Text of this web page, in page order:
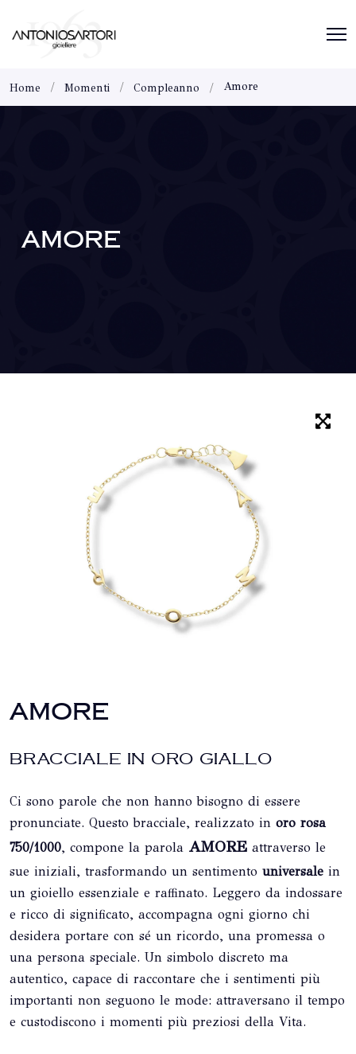
Home Momenti Compleanno Amore
AMORE
AMORE
BRACCIALE IN ORO GIALLO
Ci sono parole che non hanno bisogno di essere
pronunciate. Questo bracciale, realizzato in oro rosa
750/1000, compone la parola AMORE attraverso le
sue iniziali, trasformando un sentimento universale in
un gioiello essenziale e raffinato. Leggero da indossare
e ricco di significato, accompagna ogni giorno chi
desidera portare con sé un ricordo, una promessa o
una persona speciale. Un simbolo discreto ma
autentico, capace di raccontare che i sentimenti più
importanti non seguono le mode: attraversano il tempo
e custodiscono i momenti più preziosi della Vita.